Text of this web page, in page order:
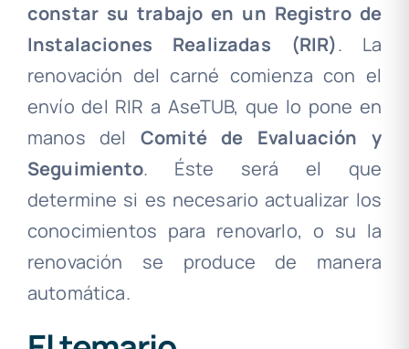
constar su trabajo en un Registro de
Instalaciones Realizadas (RIR). La
renovación del carné comienza con el
envío del RIR a AseTUB, que lo pone en
manos del Comité de Evaluación y
Seguimiento. Éste será el que
determine si es necesario actualizar los
conocimientos para renovarlo, o su la
renovación se produce de manera
automática.